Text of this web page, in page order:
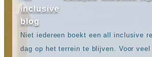
Antalya
Canaria
inclusive
resorts
Mexico
inclusive
blog
Niet iedereen boekt een all inclusive
dag op het terrein te blijven. Voor veel